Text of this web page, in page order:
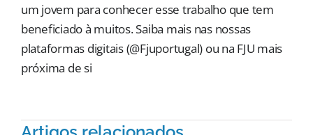
um jovem para conhecer esse trabalho que tem
beneficiado à muitos. Saiba mais nas nossas
plataformas digitais (@Fjuportugal) ou na FJU mais
próxima de si